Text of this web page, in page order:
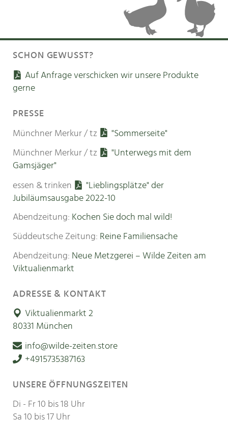
SCHON GEWUSST?
Auf Anfrage verschicken wir unsere Produkte
gerne
PRESSE
Münchner Merkur / tz "Sommerseite"
Münchner Merkur / tz
"Unterwegs mit dem
Gamsjäger"
essen & trinken
"Lieblingsplätze" der
Jubiläumsausgabe 2022-10
Abendzeitung: Kochen Sie doch mal wild!
Süddeutsche Zeitung: Reine Familiensache
Abendzeitung: Neue Metzgerei – Wilde Zeiten am
Viktualienmarkt
ADRESSE & KONTAKT
Viktualienmarkt 2
80331 München
info@wilde-zeiten.store
+4915735387163
UNSERE ÖFFNUNGSZEITEN
Di - Fr 10 bis 18 Uhr
Sa 10 bis 17 Uhr